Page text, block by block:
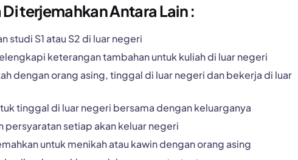
terjemahkan Antara Lain :
studi S1 atau S2 di luar negeri
keterangan tambahan untuk kuliah di luar negeri
dengan orang asing, tinggal di luar negeri dan bekerja di luar
tinggal di luar negeri bersama dengan keluarganya
setiap akan keluar negeri
untuk menikah atau kawin dengan orang asing